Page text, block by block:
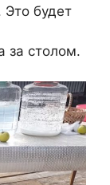
Это будет
за столом.